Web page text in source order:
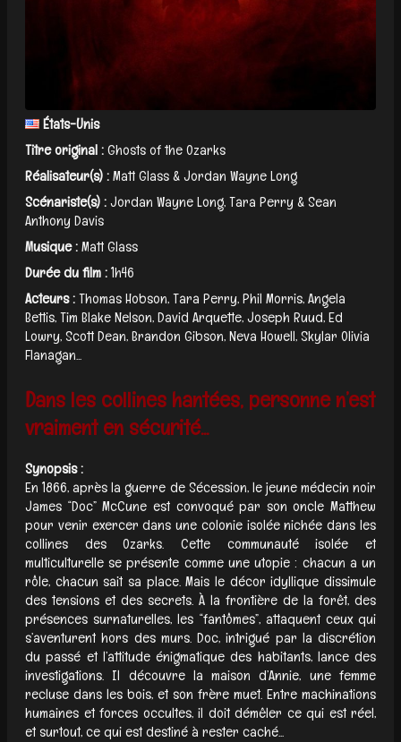
États-Unis
Titre original :Ghosts of the Ozarks
Réalisateur(s) :Matt Glass & Jordan Wayne Long
Scénariste(s) :Jordan Wayne Long, Tara Perry & Sean
Anthony Davis
Musique :Matt Glass
Durée du film :1h46
Acteurs :Thomas Hobson, Tara Perry, Phil Morris, Angela
Bettis, Tim Blake Nelson, David Arquette, Joseph Ruud, Ed
Lowry, Scott Dean, Brandon Gibson, Neva Howell, Skylar Olivia
Flanagan...
Dans les collines hantées, personne n’est
vraiment en sécurité...
Synopsis :
En 1866, après la guerre de Sécession, le jeune médecin noir
James “Doc” McCune est convoqué par son oncle Matthew
pour venir exercer dans une colonie isolée nichée dans les
collines des Ozarks. Cette communauté isolée et
multiculturelle se présente comme une utopie : chacun a un
rôle, chacun sait sa place. Mais le décor idyllique dissimule
des tensions et des secrets. À la frontière de la forêt, des
présences surnaturelles, les “fantômes”, attaquent ceux qui
s’aventurent hors des murs. Doc, intrigué par la discrétion
du passé et l’attitude énigmatique des habitants, lance des
investigations. Il découvre la maison d’Annie, une femme
recluse dans les bois, et son frère muet. Entre machinations
humaines et forces occultes, il doit démêler ce qui est réel,
et surtout, ce qui est destiné à rester caché...